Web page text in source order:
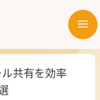
メ
ー
共有を効率